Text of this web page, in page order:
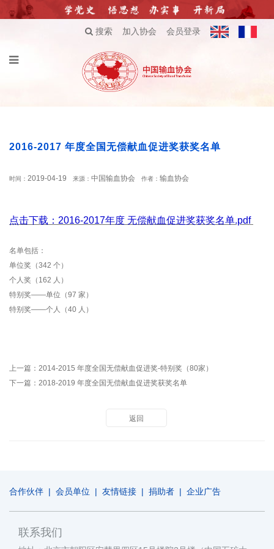
搜索 加入协会 会员登录
2016-2017 年度全国无偿献血促进奖获奖名单
时间： 2019-04-19 来源： 中国输血协会 作者： 输血协会
点击下载：2016-2017年度 无偿献血促进奖获奖名单.pdf
名单包括：
单位奖（342 个）
个人奖（162 人）
特别奖——单位（97 家）
特别奖——个人（40 人）
上一篇： 2014-2015 年度全国无偿献血促进奖-特别奖（80家）
下一篇： 2018-2019 年度全国无偿献血促进奖获奖名单
返回
合作伙伴 | 会员单位 | 友情链接 | 捐助者 | 企业广告
联系我们